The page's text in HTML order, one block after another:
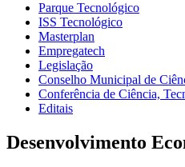
Parque Tecnológico
ISS Tecnológico
Masterplan
Empregatech
Legislação
Conselho Municipal de
Conferência de Ciência,
Editais
Desenvolvimento